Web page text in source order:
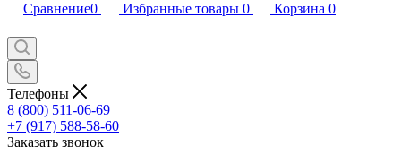
Сравнение0 Избранные товары 0 Корзина 0
Телефоны
8 (800) 511-06-69
+7 (917) 588-58-60
Заказать звонок